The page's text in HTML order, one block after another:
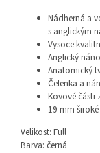
Nádherná a
s anglickým
Vysoce
Anglický
Anatomický
Čelenka a
Kovové části
19 mm
Velikost: Full
Barva: černá